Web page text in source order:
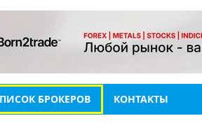
БРОКЕРОВ КОНТАКТЫ